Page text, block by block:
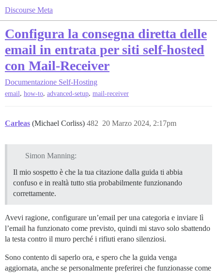
Discourse Meta
Configura la consegna diretta delle
email in entrata per siti self-hosted
con Mail-Receiver
Documentazione Self-Hosting
email, how-to, advanced-setup, mail-receiver
Carleas (Michael Corliss) 20 Marzo 2024, 2:17pm
482
Simon Manning:
Il mio sospetto è che la tua citazione dalla guida ti abbia
confuso e in realtà tutto stia probabilmente funzionando
correttamente.
Avevi ragione, configurare un’email per una categoria e inviare lì
l’email ha funzionato come previsto, quindi mi stavo solo sbattendo
la testa contro il muro perché i rifiuti erano silenziosi.
Sono contento di saperlo ora, e spero che la guida venga
aggiornata, anche se personalmente preferirei che funzionasse come